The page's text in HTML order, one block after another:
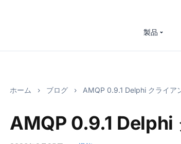
製品
ホーム › ブログ › AMQP 0.9.1 Delphi クライア
AMQP 0.9.1 Delphi